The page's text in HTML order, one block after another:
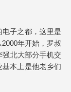
子之都，这里是
年开始，罗叔
北大部分手机交
本上是他老乡们